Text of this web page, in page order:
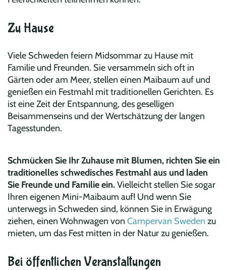
Zu Hause
Viele Schweden feiern Midsommar zu Hause mit
Familie und Freunden. Sie versammeln sich oft in
Gärten oder am Meer, stellen einen Maibaum auf und
genießen ein Festmahl mit traditionellen Gerichten. Es
ist eine Zeit der Entspannung, des geselligen
Beisammenseins und der Wertschätzung der langen
Tagesstunden.
Schmücken Sie Ihr Zuhause mit Blumen, richten Sie ein
traditionelles schwedisches Festmahl aus und laden
Sie Freunde und Familie ein.Vielleicht stellen Sie sogar
Ihren eigenen Mini-Maibaum auf! Und wenn Sie
unterwegs in Schweden sind, können Sie in Erwägung
ziehen, einen Wohnwagen von Campervan Sweden zu
mieten, um das Fest mitten in der Natur zu genießen.
Bei öffentlichen Veranstaltungen